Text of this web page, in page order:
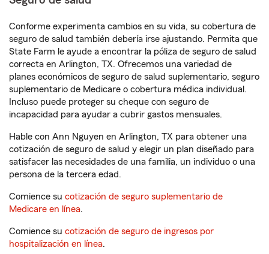
Conforme experimenta cambios en su vida, su cobertura de
seguro de salud también debería irse ajustando. Permita que
State Farm le ayude a encontrar la póliza de seguro de salud
correcta en Arlington, TX. Ofrecemos una variedad de
planes económicos de seguro de salud suplementario, seguro
suplementario de Medicare o cobertura médica individual.
Incluso puede proteger su cheque con seguro de
incapacidad para ayudar a cubrir gastos mensuales.
Hable con Ann Nguyen en Arlington, TX para obtener una
cotización de seguro de salud y elegir un plan diseñado para
satisfacer las necesidades de una familia, un individuo o una
persona de la tercera edad.
Comience su cotización de seguro suplementario de
Medicare en línea.
Comience su cotización de seguro de ingresos por
hospitalización en línea.